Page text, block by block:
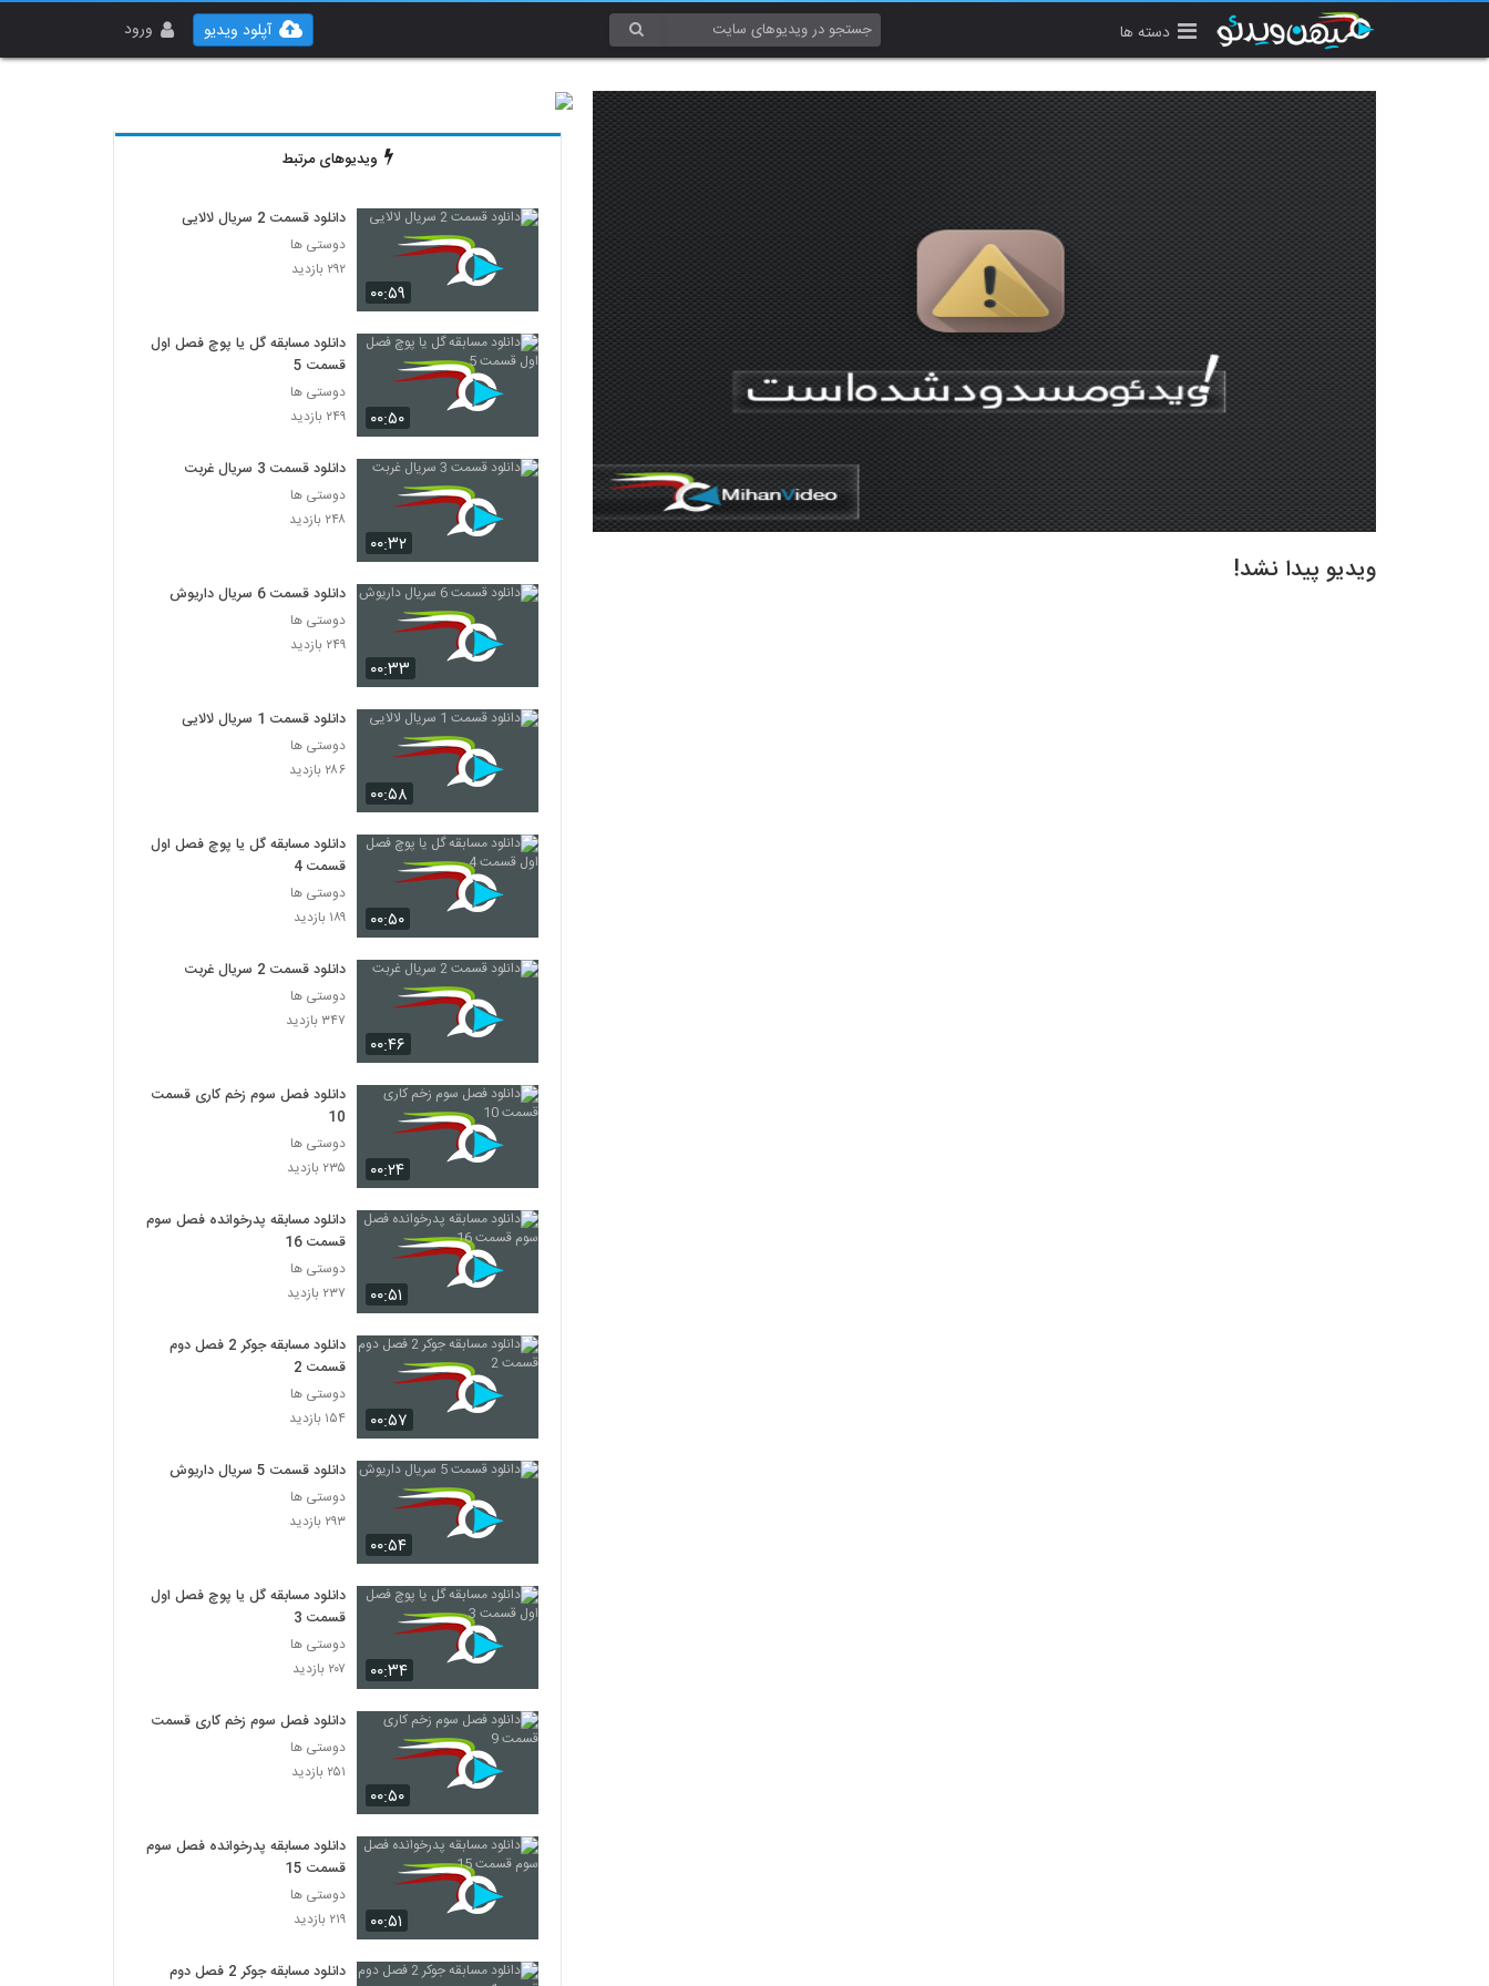
دسته ها ورود آپلود ویدیو
ویدیو پیدا نشد!
ویدیوهای مرتبط
۰۰:۵۹
دانلود قسمت 2 سریال لالایی
دوستی ها
۲۹۲ بازدید
۰۰:۵۰
دانلود مسابقه گل یا پوچ فصل اول
قسمت 5
دوستی ها
۲۴۹ بازدید
۰۰:۳۲
دانلود قسمت 3 سریال غربت
دوستی ها
۲۴۸ بازدید
۰۰:۳۳
دانلود قسمت 6 سریال داریوش
دوستی ها
۲۴۹ بازدید
۰۰:۵۸
دانلود قسمت 1 سریال لالایی
دوستی ها
۲۸۶ بازدید
۰۰:۵۰
دانلود مسابقه گل یا پوچ فصل اول
قسمت 4
دوستی ها
۱۸۹ بازدید
۰۰:۴۶
دانلود قسمت 2 سریال غربت
دوستی ها
۳۴۷ بازدید
۰۰:۲۴
دانلود فصل سوم زخم کاری قسمت
10
دوستی ها
۲۳۵ بازدید
۰۰:۵۱
دانلود مسابقه پدرخوانده فصل سوم
قسمت 16
دوستی ها
۲۳۷ بازدید
۰۰:۵۷
دانلود مسابقه جوکر 2 فصل دوم
قسمت 2
دوستی ها
۱۵۴ بازدید
۰۰:۵۴
دانلود قسمت 5 سریال داریوش
دوستی ها
۲۹۳ بازدید
۰۰:۳۴
دانلود مسابقه گل یا پوچ فصل اول
قسمت 3
دوستی ها
۲۰۷ بازدید
۰۰:۵۰
دانلود فصل سوم زخم کاری قسمت 9
دوستی ها
۲۵۱ بازدید
۰۰:۵۱
دانلود مسابقه پدرخوانده فصل سوم
قسمت 15
دوستی ها
۲۱۹ بازدید
دانلود مسابقه جوکر 2 فصل دوم